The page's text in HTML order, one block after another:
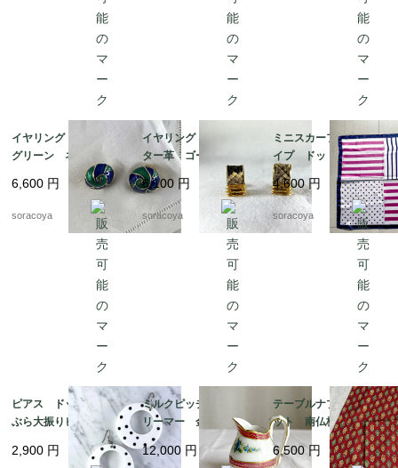
イヤリング 丸渦巻
グリーン ネイビー
エナメル加工 19ach8
6,600 円
soracoya
イヤリング アリゲー
ター革 ゴールドカラ
ー スクウェア型 19
ach8-4
6,100 円
soracoya
ミニスカーフ ストラ
イプ ドット ビビッ
ド ピンク ネイビ
ー 12acdf20
4,600円
soracoya
ピアス ドット ぶら
ぶら大振りピアス 軽
くて大きいピアス 12
acce5
2,900 円
ミルクピッチャー ク
リーマー 金彩格子
花ブーケ手描き クラシ
ックスタイル 19twm
12,000 円
テーブルナプキン2枚セ
ット 南仏柄 ランチ
ョンマット ヴァルド
ローム ハンカチ ソ
6,500円